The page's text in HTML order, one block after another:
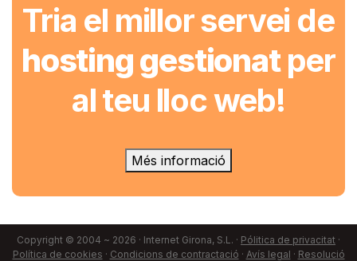
Tria el millor servei de
hosting gestionatper
al teu lloc web!
Més informació
Copyright © 2004 ~ 2026 · Internet Girona, S.L. · Pólitica de privacitat ·
Política de cookies · Condicions de contractació · Avís legal · Resolució